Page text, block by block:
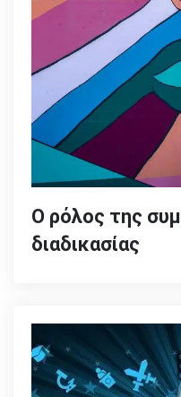
Ο ρόλος της
διαδικασίας